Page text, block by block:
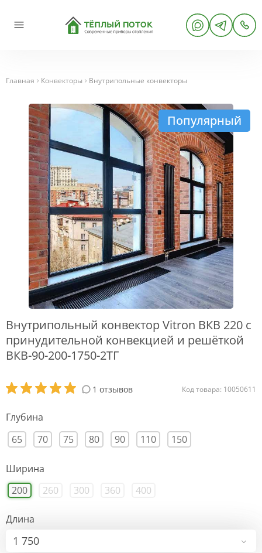
Главная Конвекторы Внутрипольные конвекторы
Популярный
Внутрипольный конвектор Vitron ВКВ 220 с
принудительной конвекцией и решёткой
ВКВ-90-200-1750-2ТГ
1 отзывов Код товара: 10050611
Глубина
65
70 75 80 90 110 150
Ширина
200
260 300 360 400
Длина
1 750